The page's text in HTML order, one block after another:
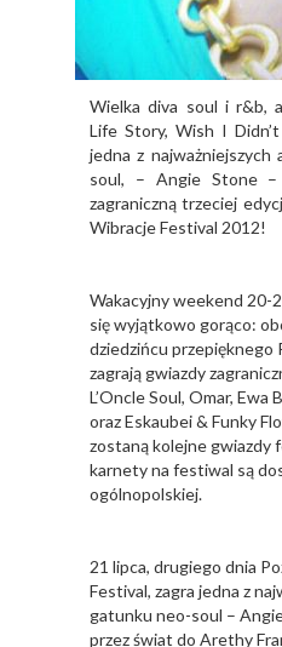
Wielka diva soul i r&b,
Life Story, Wish I
jedna z
soul, – Angie Stone –
zagraniczną trzeciej
Wibracje Festival 2012!
Wakacyjny weekend 20-
się wyjątkowo gorąco:
dziedzińcu przepięknego
zagrają gwiazdy
L’Oncle Soul, Omar, Ewa
oraz Eskaubei & Funky
zostaną kolejne gwiazdy
karnety na festiwal są
ogólnopolskiej.
21 lipca, drugiego dnia
Festival, zagra jedna z
gatunku neo-soul –
przez świat do Arethy